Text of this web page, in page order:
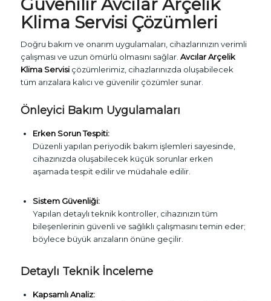
Güvenilir Avcılar Arçelik
Klima Servisi Çözümleri
Doğru bakım ve onarım uygulamaları, cihazlarınızın verimli
çalışması ve uzun ömürlü olmasını sağlar. Avcılar Arçelik
Klima Servisiçözümlerimiz, cihazlarınızda oluşabilecek
tüm arızalara kalıcı ve güvenilir çözümler sunar.
Önleyici Bakım Uygulamaları
Erken Sorun Tespiti:
Düzenli yapılan periyodik bakım işlemleri sayesinde,
cihazınızda oluşabilecek küçük sorunlar erken
aşamada tespit edilir ve müdahale edilir.
Sistem Güvenliği:
Yapılan detaylı teknik kontroller, cihazınızın tüm
bileşenlerinin güvenli ve sağlıklı çalışmasını temin eder;
böylece büyük arızaların önüne geçilir.
Detaylı Teknik İnceleme
Kapsamlı Analiz: